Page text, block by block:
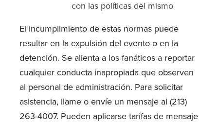
con las políticas del mismo
El incumplimiento de estas normas puede
resultar en la expulsión del evento o en la
detención. Se alienta a los fanáticos a reportar
cualquier conducta inapropiada que observen
al personal de administración. Para solicitar
asistencia, llame o envíe un mensaje al (213)
263-4007. Pueden aplicarse tarifas de mensaje